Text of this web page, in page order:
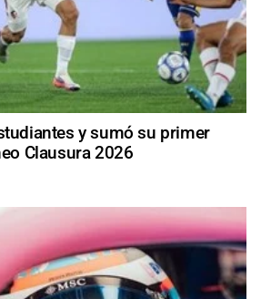
y sumó su primer
Clausura 2026